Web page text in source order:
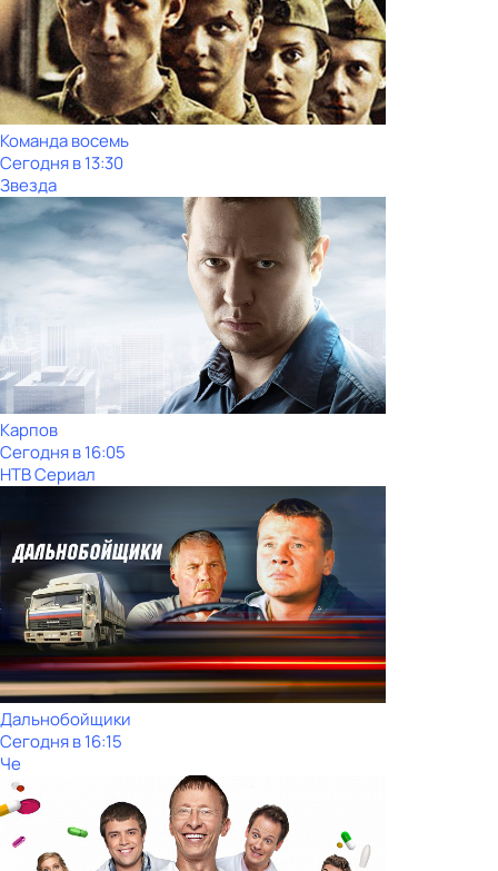
Команда восемь
Сегодня в 13:30
Звезда
Карпов
Сегодня в 16:05
НТВ Сериал
Дальнобойщики
Сегодня в 16:15
Че